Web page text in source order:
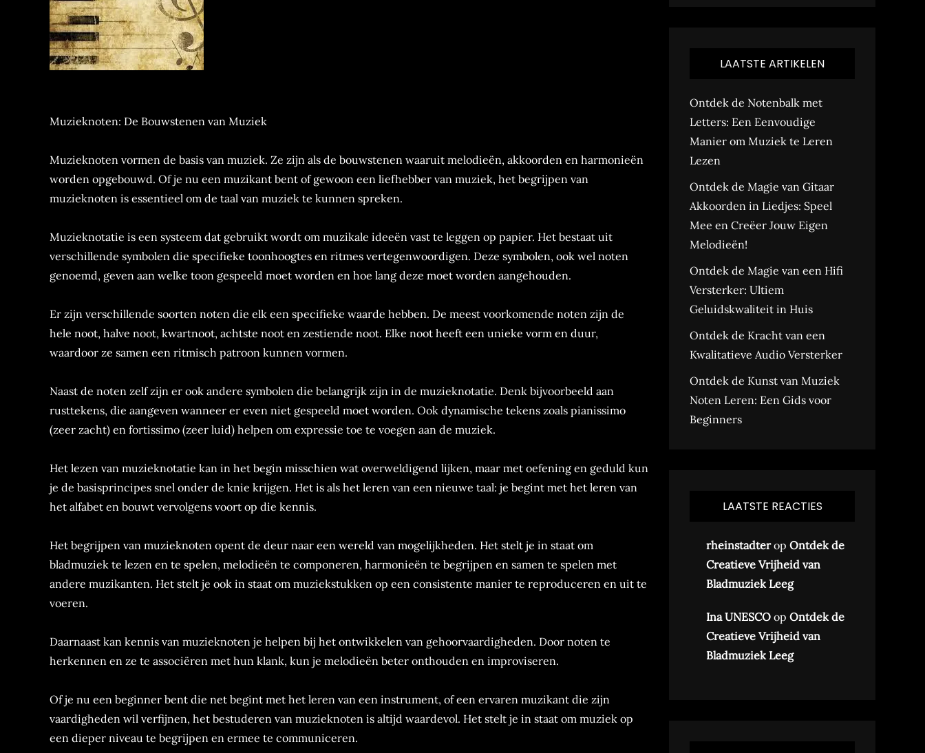
Muzieknoten: De Bouwstenen van Muziek
Muzieknoten vormen de basis van muziek. Ze zijn als de bouwstenen waaruit melodieën, akkoorden en harmonieën
worden opgebouwd. Of je nu een muzikant bent of gewoon een liefhebber van muziek, het begrijpen van
muzieknoten is essentieel om de taal van muziek te kunnen spreken.
Muzieknotatie is een systeem dat gebruikt wordt om muzikale ideeën vast te leggen op papier. Het bestaat uit
verschillende symbolen die specifieke toonhoogtes en ritmes vertegenwoordigen. Deze symbolen, ook wel noten
genoemd, geven aan welke toon gespeeld moet worden en hoe lang deze moet worden aangehouden.
Er zijn verschillende soorten noten die elk een specifieke waarde hebben. De meest voorkomende noten zijn de
hele noot, halve noot, kwartnoot, achtste noot en zestiende noot. Elke noot heeft een unieke vorm en duur,
waardoor ze samen een ritmisch patroon kunnen vormen.
Naast de noten zelf zijn er ook andere symbolen die belangrijk zijn in de muzieknotatie. Denk bijvoorbeeld aan
rusttekens, die aangeven wanneer er even niet gespeeld moet worden. Ook dynamische tekens zoals pianissimo
(zeer zacht) en fortissimo (zeer luid) helpen om expressie toe te voegen aan de muziek.
Het lezen van muzieknotatie kan in het begin misschien wat overweldigend lijken, maar met oefening en geduld kun
je de basisprincipes snel onder de knie krijgen. Het is als het leren van een nieuwe taal: je begint met het leren van
het alfabet en bouwt vervolgens voort op die kennis.
Het begrijpen van muzieknoten opent de deur naar een wereld van mogelijkheden. Het stelt je in staat om
bladmuziek te lezen en te spelen, melodieën te componeren, harmonieën te begrijpen en samen te spelen met
andere muzikanten. Het stelt je ook in staat om muziekstukken op een consistente manier te reproduceren en uit te
voeren.
Daarnaast kan kennis van muzieknoten je helpen bij het ontwikkelen van gehoorvaardigheden. Door noten te
herkennen en ze te associëren met hun klank, kun je melodieën beter onthouden en improviseren.
Of je nu een beginner bent die net begint met het leren van een instrument, of een ervaren muzikant die zijn
vaardigheden wil verfijnen, het bestuderen van muzieknoten is altijd waardevol. Het stelt je in staat om muziek op
een dieper niveau te begrijpen en ermee te communiceren.
LAATSTE ARTIKELEN
Ontdek de Notenbalk met
Letters: Een Eenvoudige
Manier om Muziek te Leren
Lezen
Ontdek de Magie van Gitaar
Akkoorden in Liedjes: Speel
Mee en Creëer Jouw Eigen
Melodieën!
Ontdek de Magie van een Hifi
Versterker: Ultiem
Geluidskwaliteit in Huis
Ontdek de Kracht van een
Kwalitatieve Audio Versterker
Ontdek de Kunst van Muziek
Noten Leren: Een Gids voor
Beginners
LAATSTE REACTIES
rheinstadterop Ontdek de
Creatieve Vrijheid van
Bladmuziek Leeg
Ina UNESCO op Ontdek de
Creatieve Vrijheid van
Bladmuziek Leeg